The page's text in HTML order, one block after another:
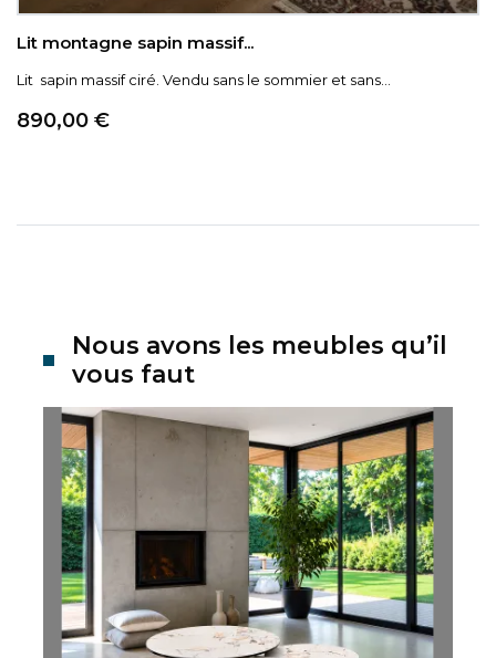
Lit montagne sapin massif...
Lit sapin massif ciré. Vendu sans le sommier et sans...
Prix
890,00 €
Nous avons les meubles qu’il
vous faut